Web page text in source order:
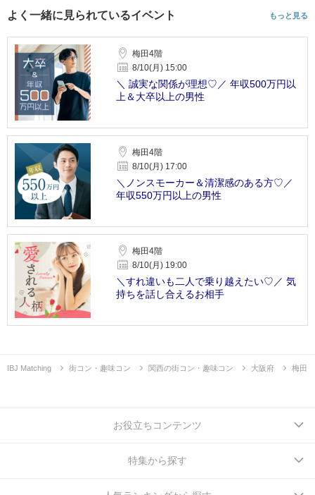
よく一緒に見られているイベント もっと見る
梅田4階
8/10(月) 15:00
＼ 誠実な関係が理想♡／ 年収500万円以
上＆大卒以上の男性
梅田4階
8/10(月) 17:00
＼ノンスモーカー＆清潔感のある方♡／
年収550万円以上の男性
梅田4階
8/10(月) 19:00
＼すれ違いも二人で乗り越えたい♡／ 気
持ちを話し合えるお相手
IBJ Matching 街コン・趣味コン 関西の街コン・趣味コン 大阪府 梅田
お役立ちコンテンツ
特集から探す